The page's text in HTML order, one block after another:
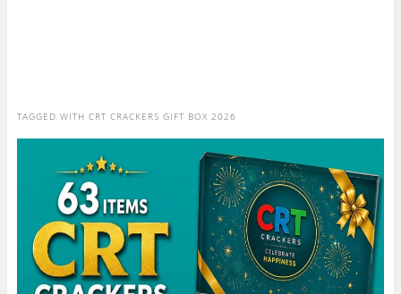
TAGGED WITH CRT CRACKERS GIFT BOX 2026